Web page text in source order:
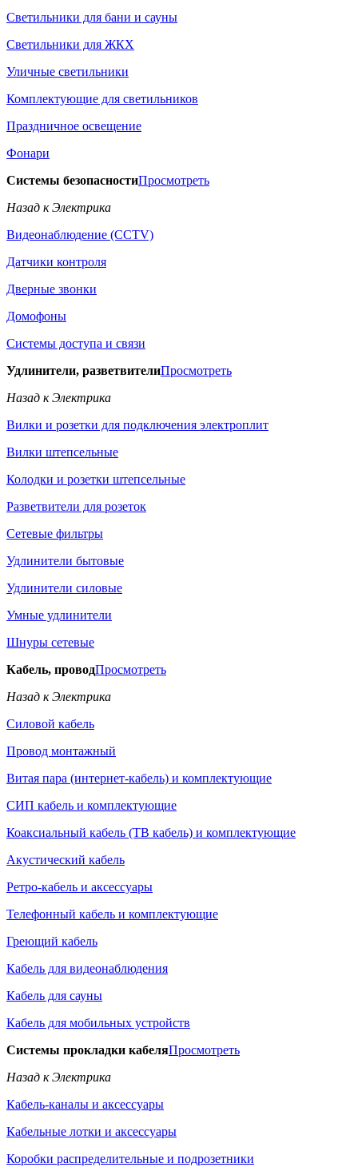
Светильники для бани и сауны
Светильники для ЖКХ
Уличные светильники
Комплектующие для светильников
Праздничное освещение
Фонари
Системы безопасностиПросмотреть
Назад к Электрика
Видеонаблюдение (CCTV)
Датчики контроля
Дверные звонки
Домофоны
Системы доступа и связи
Удлинители, разветвителиПросмотреть
Назад к Электрика
Вилки и розетки для подключения электроплит
Вилки штепсельные
Колодки и розетки штепсельные
Разветвители для розеток
Сетевые фильтры
Удлинители бытовые
Удлинители силовые
Умные удлинители
Шнуры сетевые
Кабель, проводПросмотреть
Назад к Электрика
Силовой кабель
Провод монтажный
Витая пара (интернет-кабель) и комплектующие
СИП кабель и комплектующие
Коаксиальный кабель (ТВ кабель) и комплектующие
Акустический кабель
Ретро-кабель и аксессуары
Телефонный кабель и комплектующие
Греющий кабель
Кабель для видеонаблюдения
Кабель для сауны
Кабель для мобильных устройств
Системы прокладки кабеляПросмотреть
Назад к Электрика
Кабель-каналы и аксессуары
Кабельные лотки и аксессуары
Коробки распределительные и подрозетники